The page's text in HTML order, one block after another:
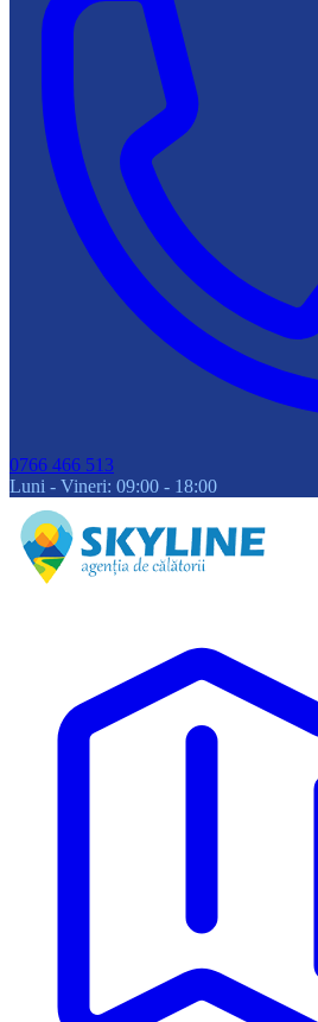
0766 466 513
Luni - Vineri: 09:00 - 18:00